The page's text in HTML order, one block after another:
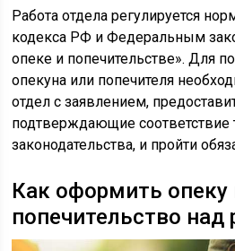
Работа отдела регулируется
кодекса РФ и Федеральным
опеке и попечительстве». Для
опекуна или попечителя
отдел с заявлением,
подтверждающие соответствие
законодательства, и пройти
Как оформить опеку
попечительство над